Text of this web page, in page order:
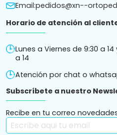
Email:pedidos@xn--
Horario de atención al
Lunes a Viernes de 9:30 a
a 14
Atención por chat o
Subscríbete a nuestro
Recibe en tu correo